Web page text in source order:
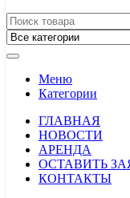
Меню
Категории
ГЛАВНАЯ
НОВОСТИ
АРЕНДА
ОСТАВИТЬ
КОНТАКТЫ